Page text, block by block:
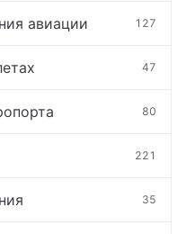
авиации 127
47
80
221
35